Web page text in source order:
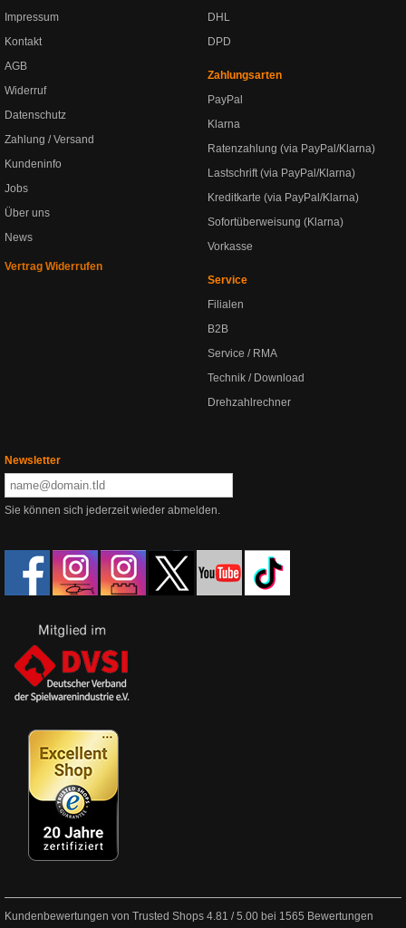
Impressum
Kontakt
AGB
Widerruf
Datenschutz
Zahlung / Versand
Kundeninfo
Jobs
Über uns
News
Vertrag Widerrufen
DHL
DPD
Zahlungsarten
PayPal
Klarna
Ratenzahlung (via PayPal/Klarna)
Lastschrift (via PayPal/Klarna)
Kreditkarte (via PayPal/Klarna)
Sofortüberweisung (Klarna)
Vorkasse
Service
Filialen
B2B
Service / RMA
Technik / Download
Drehzahlrechner
Newsletter
Sie können sich jederzeit wieder abmelden.
Kundenbewertungen von Trusted Shops 4.81 /5.00 bei 1565 Bewertungen